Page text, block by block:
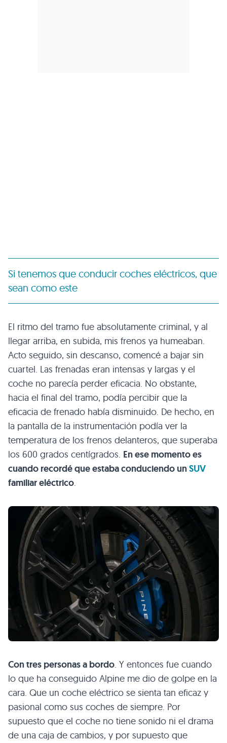
Si tenemos que conducir coches eléctricos, que
sean como este
El ritmo del tramo fue absolutamente criminal, y al
llegar arriba, en subida, mis frenos ya humeaban.
Acto seguido, sin descanso, comencé a bajar sin
cuartel. Las frenadas eran intensas y largas y el
coche no parecía perder eficacia. No obstante,
hacia el final del tramo, podía percibir que la
eficacia de frenado había disminuido. De hecho, en
la pantalla de la instrumentación podía ver la
temperatura de los frenos delanteros, que superaba
los 600 grados centígrados. En ese momento es
cuando recordé que estaba conduciendo unSUV
familiar eléctrico.
Con tres personas a bordo. Y entonces fue cuando
lo que ha conseguido Alpine me dio de golpe en la
cara. Que un coche eléctrico se sienta tan eficaz y
pasional como sus coches de siempre. Por
supuesto que el coche no tiene sonido ni el drama
de una caja de cambios, y por supuesto que